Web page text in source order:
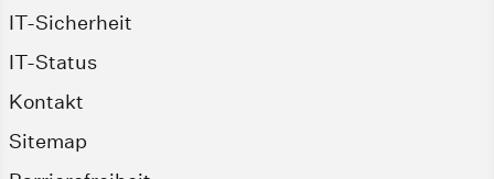
IT-Sicherheit
IT-Status
Kontakt
Sitemap